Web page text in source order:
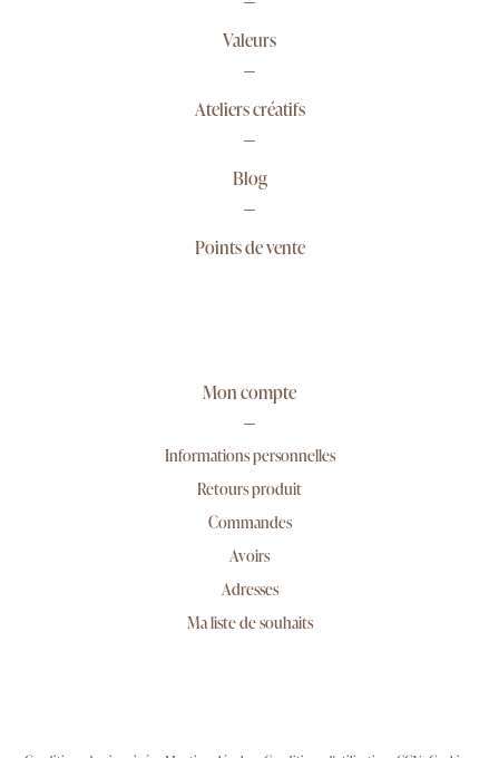
Valeurs
Ateliers créatifs
Blog
Points de vente
Mon compte
Informations personnelles
Retours produit
Commandes
Avoirs
Adresses
Ma liste de souhaits